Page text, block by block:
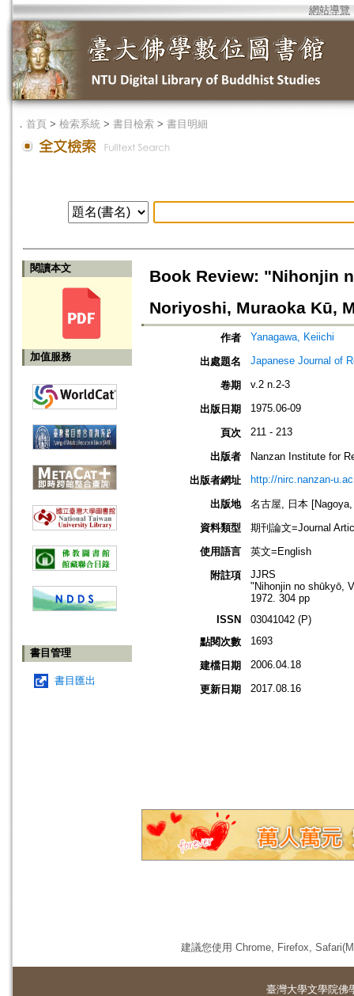
網站導覽
． 首頁 > 檢索系統 > 書目檢索 > 書目明細
閱讀本文
加值服務
書目管理
書目匯出
Book Review: "Nihonjin
Noriyoshi, Muraoka Kū,
作者 Yanagawa, Keiichi
出處題名 Japanese Journal of
卷期 v.2 n.2-3
出版日期 1975.06-09
頁次 211 - 213
出版者
Nanzan Institute for
出版者網址
http://nirc.nanzan-
出版地
名古屋, 日本
資料類型
期刊論文=Journal
使用語言
英文=English
附註項
JJRS
"Nihonjin no shūkyō,
1972. 304 pp
ISSN
03041042 (P)
點閱次數
1693
建檔日期 2006.04.18
更新日期 2017.08.16
建議您使用 Chrome, Firefox,
臺灣大學文學院佛